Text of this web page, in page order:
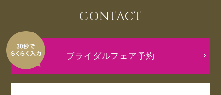
CONTACT
ブライダルフェア予約